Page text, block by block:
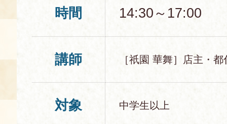
時間 14:30～17:00
講師 ［祇園 華舞］店主・
対象 中学生以上